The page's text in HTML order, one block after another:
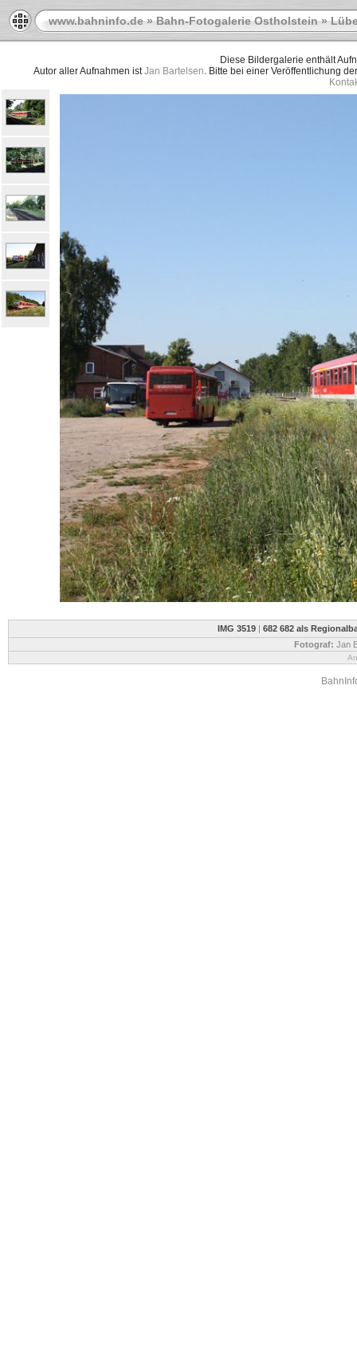
www.bahninfo.de»Bahn-Fotogalerie Ostholstein»
Diese Bildergalerie enthält
Autor aller Aufnahmen istJan Bartelsen. Bitte bei einer Veröffentlichung
IMG 3519 | 682 682 als
Fotograf: Jan